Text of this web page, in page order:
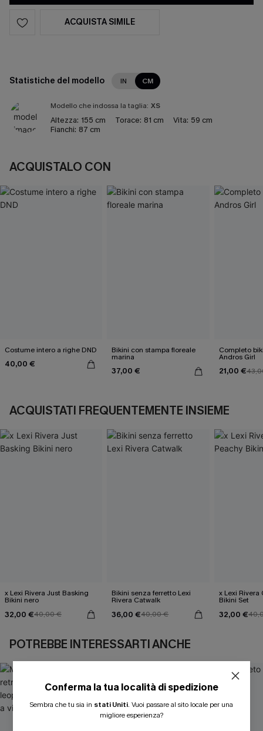
ACQUISTA SIMILE
Statistiche del modello IN CM
Modello che indossa la taglia: XS
Altezza: 155 cm Torace: 81 cm Vita: 59 cm
Fianchi: 87 cm
ACQUISTALO CON
Costume intero a righe DND
40,00 €
Bikini con stampa floreale
marina
37,00 €
Completo
Andros Girl
21,00 €
ACQUISTATI FREQUENTEMENTE INSIEME
x Lexi Rivera Just Basking
Bikini nero
32,00 €40,00 €
Bikini senza ferretto Lexi
Rivera Catwalk
36,00 €40,00 €
x Lexi Rivera
Bikini Set
32,00 €
POTREBBE INTERESSARTI ANCHE
Conferma la tua località di spedizione
Sembra che tu sia in stati Uniti. Vuoi passare al sito locale per una
migliore esperienza?